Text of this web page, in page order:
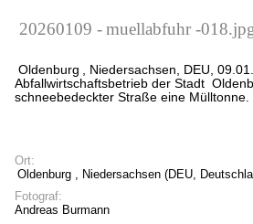
20260109 - muellabfuhr -
Oldenburg , Niedersachsen, DEU,
Abfallwirtschaftsbetrieb der Stadt
schneebedeckter Straße eine
Ort:
Oldenburg
, Niedersachsen (DEU,
Fotograf:
Andreas Burmann